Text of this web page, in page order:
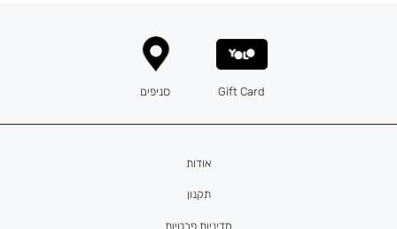
אודות
תקנון
מדיניות פרטיות
Gift Card סניפים